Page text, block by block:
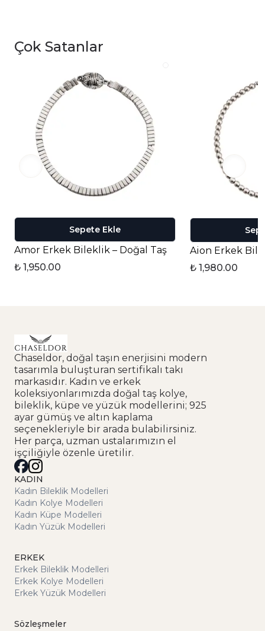
Çok Satanlar
Sepete Ekle
Amor Erkek Bileklik – Doğal Taş
₺ 1,950.00
Aion Erkek
₺ 1,980.00
Chaseldor, doğal taşın enerjisini modern
tasarımla buluşturan sertifikalı takı
markasıdır. Kadın ve erkek
koleksiyonlarımızda doğal taş kolye,
bileklik, küpe ve yüzük modellerini; 925
ayar gümüş ve altın kaplama
seçenekleriyle bir arada bulabilirsiniz.
Her parça, uzman ustalarımızın el
işçiliğiyle özenle üretilir.
KADIN
Kadın Bileklik Modelleri
Kadın Kolye Modelleri
Kadın Küpe Modelleri
Kadın Yüzük Modelleri
ERKEK
Erkek Bileklik Modelleri
Erkek Kolye Modelleri
Erkek Yüzük Modelleri
Sözleşmeler